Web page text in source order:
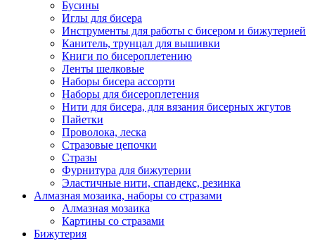
Бусины
Иглы для бисера
Инструменты для работы с бисером и бижутерией
Канитель, трунцал для вышивки
Книги по бисероплетению
Ленты шелковые
Наборы бисера ассорти
Наборы для бисероплетения
Нити для бисера, для вязания бисерных жгутов
Пайетки
Проволока, леска
Стразовые цепочки
Стразы
Фурнитура для бижутерии
Эластичные нити, спандекс, резинка
Алмазная мозаика, наборы со стразами
Алмазная мозаика
Картины co стразами
Бижутерия